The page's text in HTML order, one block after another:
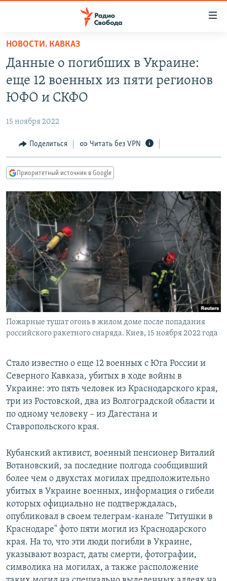
упрощенного
доступа
Вернуться
основному
Вернутся
Вернутся
поиску
ПОДКАСТЫ
АВТОРСКИЕ ПРОЕКТЫ
МНЕНИЯ
КУЛЬТУРА
КАВКАЗ.РЕАЛИИ
СЕВЕР.РЕАЛИИ
СИБИРЬ.РЕАЛИИ
РАСПИСАНИЕ ВЕЩАНИЯ
ПОДПИШИТЕСЬ НА РАССЫЛКУ
СОЦИАЛЬНЫЕ СЕТИ
НОВОСТИ. КАВКАЗ
Данные о погибших в Украине:
еще 12 военных из пяти регионов
ЮФО и СКФО
15 ноября 2022
Поделиться Читать без VPN
Приоритетный источник в Google
Пожарные тушат огонь в жилом доме после попадания
российского ракетного снаряда. Киев, 15 ноября 2022 года
Стало известно о еще 12 военных с Юга России и
Северного Кавказа, убитых в ходе войны в
Украине: это пять человек из Краснодарского края,
три из Ростовской, два из Волгоградской области и
по одному человеку – из Дагестана и
Ставропольского края.
Кубанский активист, военный пенсионер Виталий
Вотановский, за последние полгода сообщивший
более чем о двухстах могилах предположительно
убитых в Украине военных, информация о гибели
которых официально не подтверждалась,
опубликовал в своем телеграм-канале "Титушки в
Краснодаре" фото пяти могил из Краснодарского
края. На то, что эти люди погибли в Украине,
указывают возраст, даты смерти, фотографии,
символика на могилах, а также расположение